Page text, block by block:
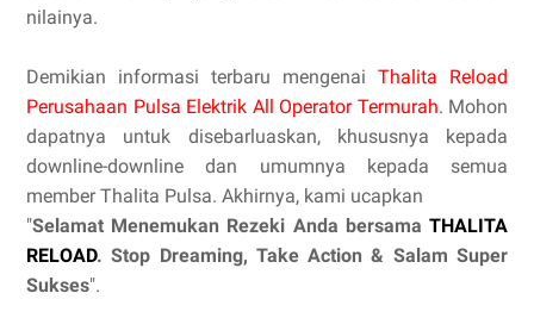
nilainya.
Demikian informasi terbaru mengenai Thalita Reload
Perusahaan Pulsa Elektrik All Operator Termurah. Mohon
dapatnya untuk disebarluaskan, khususnya kepada
downline-downline dan umumnya kepada semua
member Thalita Pulsa. Akhirnya, kami ucapkan
"Selamat Menemukan Rezeki Anda bersama THALITA
RELOAD. Stop Dreaming, Take Action & Salam Super
Sukses".